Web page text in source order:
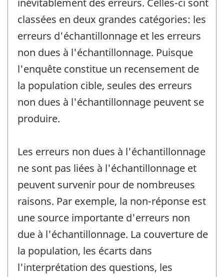
inévitablement des erreurs. Celles-ci sont
classées en deux grandes catégories: les
erreurs d'échantillonnage et les erreurs
non dues à l'échantillonnage. Puisque
l'enquête constitue un recensement de
la population cible, seules des erreurs
non dues à l'échantillonnage peuvent se
produire.
Les erreurs non dues à l'échantillonnage
ne sont pas liées à l'échantillonnage et
peuvent survenir pour de nombreuses
raisons. Par exemple, la non-réponse est
une source importante d'erreurs non
due à l'échantillonnage. La couverture de
la population, les écarts dans
l'interprétation des questions, les